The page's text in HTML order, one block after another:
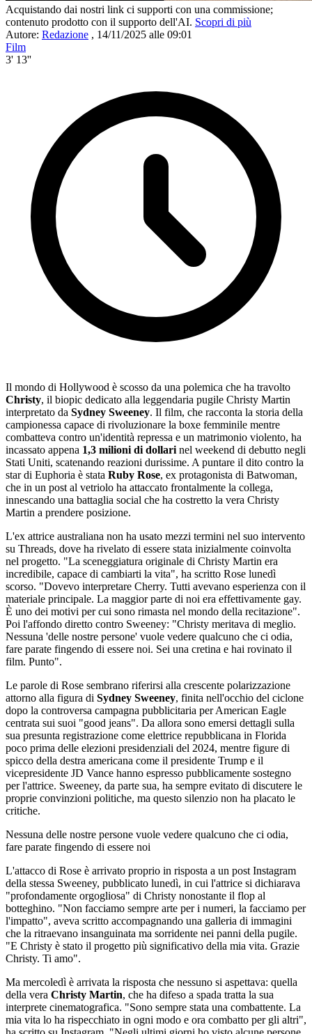
Acquistando dai nostri link ci supporti con una commissione;
contenuto prodotto con il supporto dell'AI. Scopri di più
Autore: Redazione , 14/11/2025 alle 09:01
Film
3' 13''
Il mondo di Hollywood è scosso da una polemica che ha travolto
Christy, il biopic dedicato alla leggendaria pugile Christy Martin
interpretato da Sydney Sweeney. Il film, che racconta la storia della
campionessa capace di rivoluzionare la boxe femminile mentre
combatteva contro un'identità repressa e un matrimonio violento, ha
incassato appena 1,3 milioni di dollari nel weekend di debutto negli
Stati Uniti, scatenando reazioni durissime. A puntare il dito contro la
star di Euphoria è stata Ruby Rose, ex protagonista di Batwoman,
che in un post al vetriolo ha attaccato frontalmente la collega,
innescando una battaglia social che ha costretto la vera Christy
Martin a prendere posizione.
L'ex attrice australiana non ha usato mezzi termini nel suo intervento
su Threads, dove ha rivelato di essere stata inizialmente coinvolta
nel progetto. "La sceneggiatura originale di Christy Martin era
incredibile, capace di cambiarti la vita", ha scritto Rose lunedì
scorso. "Dovevo interpretare Cherry. Tutti avevano esperienza con il
materiale principale. La maggior parte di noi era effettivamente gay.
È uno dei motivi per cui sono rimasta nel mondo della recitazione".
Poi l'affondo diretto contro Sweeney: "Christy meritava di meglio.
Nessuna 'delle nostre persone' vuole vedere qualcuno che ci odia,
fare parate fingendo di essere noi. Sei una cretina e hai rovinato il
film. Punto".
Le parole di Rose sembrano riferirsi alla crescente polarizzazione
attorno alla figura di Sydney Sweeney, finita nell'occhio del ciclone
dopo la controversa campagna pubblicitaria per American Eagle
centrata sui suoi "good jeans". Da allora sono emersi dettagli sulla
sua presunta registrazione come elettrice repubblicana in Florida
poco prima delle elezioni presidenziali del 2024, mentre figure di
spicco della destra americana come il presidente Trump e il
vicepresidente JD Vance hanno espresso pubblicamente sostegno
per l'attrice. Sweeney, da parte sua, ha sempre evitato di discutere le
proprie convinzioni politiche, ma questo silenzio non ha placato le
critiche.
Nessuna delle nostre persone vuole vedere qualcuno che ci odia,
fare parate fingendo di essere noi
L'attacco di Rose è arrivato proprio in risposta a un post Instagram
della stessa Sweeney, pubblicato lunedì, in cui l'attrice si dichiarava
"profondamente orgogliosa" di Christy nonostante il flop al
botteghino. "Non facciamo sempre arte per i numeri, la facciamo per
l'impatto", aveva scritto accompagnando una galleria di immagini
che la ritraevano insanguinata ma sorridente nei panni della pugile.
"E Christy è stato il progetto più significativo della mia vita. Grazie
Christy. Ti amo".
Ma mercoledì è arrivata la risposta che nessuno si aspettava: quella
della vera Christy Martin, che ha difeso a spada tratta la sua
interprete cinematografica. "Sono sempre stata una combattente. La
mia vita lo ha rispecchiato in ogni modo e ora combatto per gli altri",